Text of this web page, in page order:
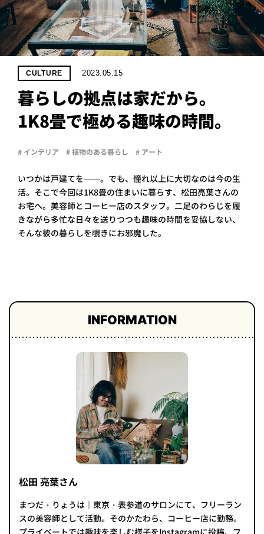
PROJECT
WHAT’S
LIFE
LABEL
つ
会社概
要
ー
CULTURE 2023.05.15
暮らしの拠点は家だから。
1K8畳で極める趣味の時間。
# インテリア # 植物のある暮らし # アート
いつかは戸建てを——。でも、憧れ以上に大切なのは今の生
活。そこで今回は1K8畳の住まいに暮らす、松田亮葉さんの
お宅へ。美容師とコーヒー店のスタッフ。二足のわらじを履
きながら多忙な日々を送りつつも趣味の時間を妥協しない、
そんな彼の暮らしを覗きにお邪魔した。
INFORMATION
松田 亮葉さん
まつだ・りょうは｜東京・表参道のサロンにて、フリーラン
スの美容師として活動。そのかたわら、コーヒー店に勤務。